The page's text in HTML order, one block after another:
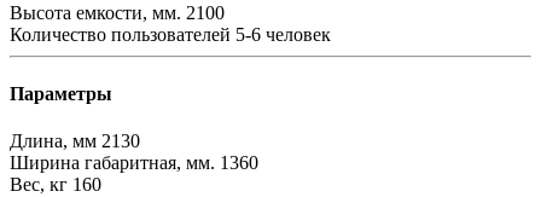
Высота емкости, мм. 2100
Количество пользователей 5-6 человек
Параметры
Длина, мм 2130
Ширина габаритная, мм. 1360
Вес, кг 160